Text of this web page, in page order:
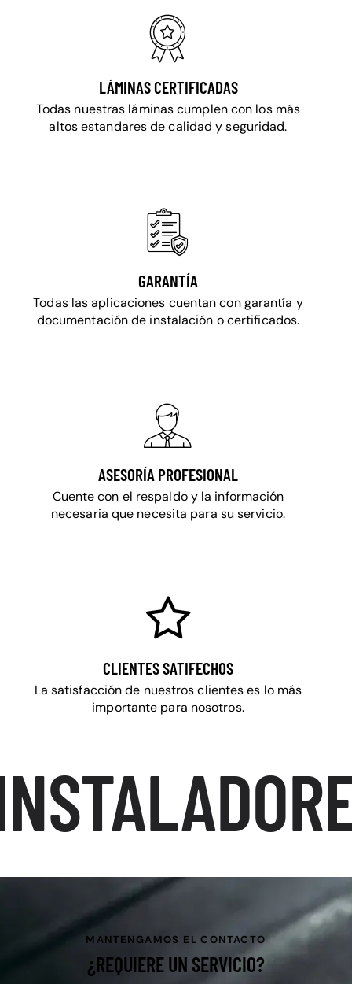
LÁMINAS CERTIFICADAS
Todas nuestras láminas cumplen con los más
altos estandares de calidad y seguridad.
GARANTÍA
Todas las aplicaciones cuentan con garantía y
documentación de instalación o certificados.
ASESORÍA PROFESIONAL
Cuente con el respaldo y la información
necesaria que necesita para su servicio.
CLIENTES SATIFECHOS
La satisfacción de nuestros clientes es lo más
importante para nosotros.
MANTENGAMOS EL CONTACTO
¿REQUIERE UN SERVICIO?